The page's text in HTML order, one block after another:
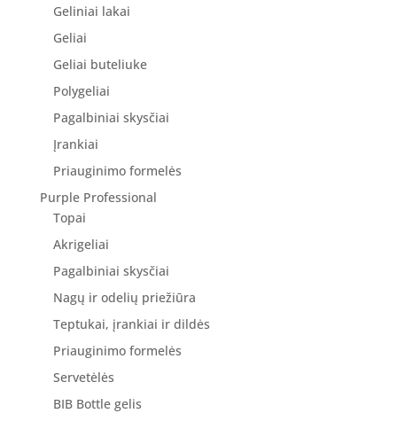
Geliniai lakai
Geliai
Geliai buteliuke
Polygeliai
Pagalbiniai skysčiai
Įrankiai
Priauginimo formelės
Purple Professional
Topai
Akrigeliai
Pagalbiniai skysčiai
Nagų ir odelių priežiūra
Teptukai, įrankiai ir dildės
Priauginimo formelės
Servetėlės
BIB Bottle gelis